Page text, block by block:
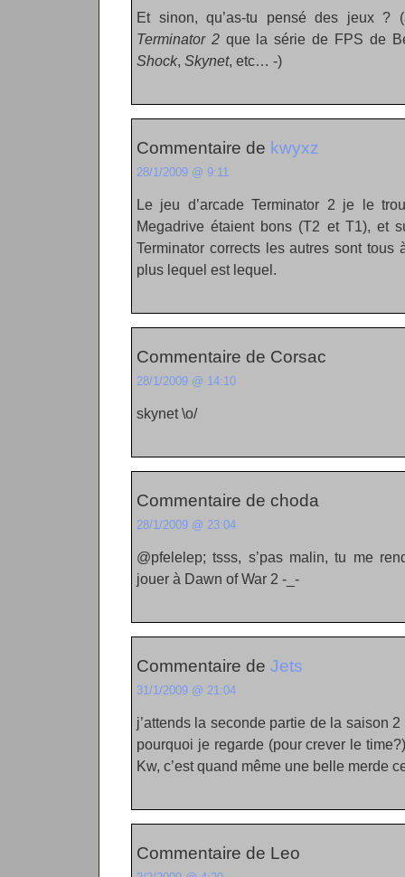
Et sinon, qu’as-tu pensé des jeux ?
Terminator 2que la série de FPS de
Shock, Skynet, etc… -)
Commentaire de kwyxz
28/1/2009 @ 9:11
Le jeu d’arcade Terminator 2 je le
Megadrive étaient bons (T2 et T1), et
Terminator corrects les autres sont tous
plus lequel est lequel.
Commentaire de Corsac
28/1/2009 @ 14:10
skynet \o/
Commentaire de choda
28/1/2009 @ 23:04
@pfelelep; tsss, s’pas malin, tu me
jouer à Dawn of War 2 -_-
Commentaire de Jets
31/1/2009 @ 21:04
j’attends la seconde partie de la saison
pourquoi je regarde (pour crever le
Kw, c’est quand même une belle merde
Commentaire de Leo